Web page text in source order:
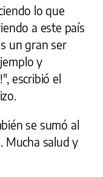
lo que
a este país
un gran ser
y
escribió el
se sumó al
Mucha salud y